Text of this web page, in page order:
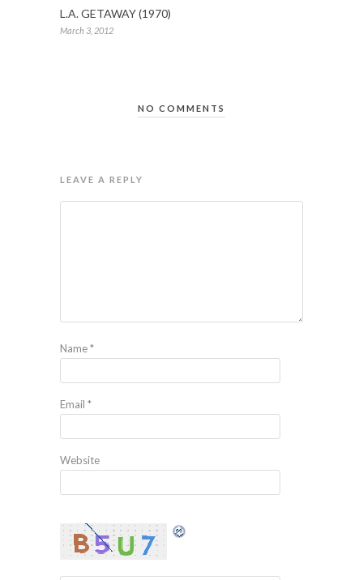
L.A. GETAWAY (1970)
March 3, 2012
NO COMMENTS
LEAVE A REPLY
Name*
Email *
Website